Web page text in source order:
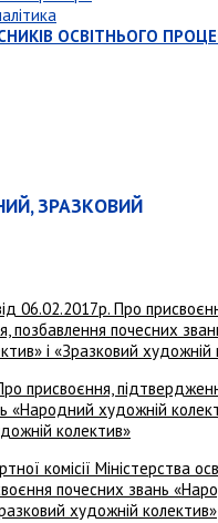
ОСВІТНЬОГО
ЗРАЗКОВИЙ
06.02.2017р. Про
позбавлення почесних
і «Зразковий художній
присвоєння,
«Народний художній
колектив»
комісії Міністерства
почесних звань
художній колектив»